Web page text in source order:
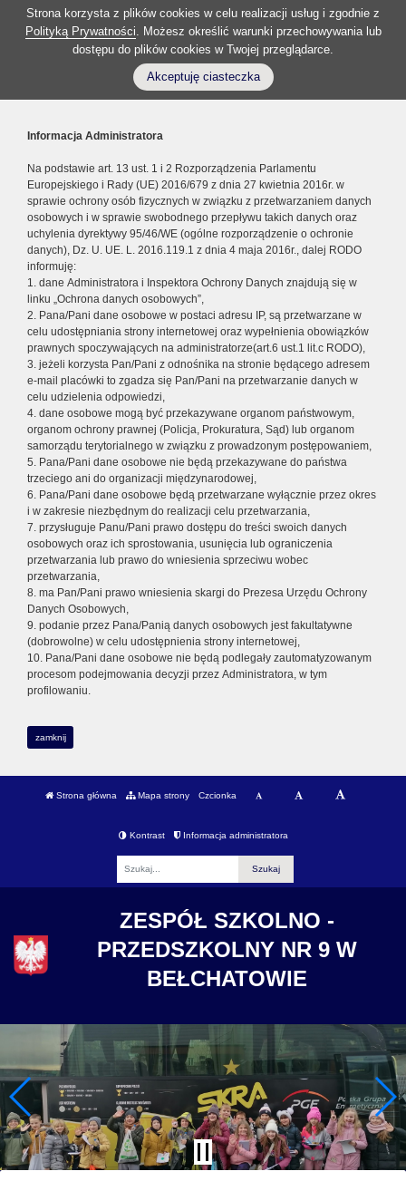
Strona korzysta z plików cookies w celu realizacji usług i zgodnie z
Polityką Prywatności. Możesz określić warunki przechowywania lub
dostępu do plików cookies w Twojej przeglądarce.
Akceptuję ciasteczka
Informacja Administratora
Na podstawie art. 13 ust. 1 i 2 Rozporządzenia Parlamentu
Europejskiego i Rady (UE) 2016/679 z dnia 27 kwietnia 2016r. w
sprawie ochrony osób fizycznych w związku z przetwarzaniem danych
osobowych i w sprawie swobodnego przepływu takich danych oraz
uchylenia dyrektywy 95/46/WE (ogólne rozporządzenie o ochronie
danych), Dz. U. UE. L. 2016.119.1 z dnia 4 maja 2016r., dalej RODO
informuję:
1. dane Administratora i Inspektora Ochrony Danych znajdują się w
linku „Ochrona danych osobowych”,
2. Pana/Pani dane osobowe w postaci adresu IP, są przetwarzane w
celu udostępniania strony internetowej oraz wypełnienia obowiązków
prawnych spoczywających na administratorze(art.6 ust.1 lit.c RODO),
3. jeżeli korzysta Pan/Pani z odnośnika na stronie będącego adresem
e-mail placówki to zgadza się Pan/Pani na przetwarzanie danych w
celu udzielenia odpowiedzi,
4. dane osobowe mogą być przekazywane organom państwowym,
organom ochrony prawnej (Policja, Prokuratura, Sąd) lub organom
samorządu terytorialnego w związku z prowadzonym postępowaniem,
5. Pana/Pani dane osobowe nie będą przekazywane do państwa
trzeciego ani do organizacji międzynarodowej,
6. Pana/Pani dane osobowe będą przetwarzane wyłącznie przez okres
i w zakresie niezbędnym do realizacji celu przetwarzania,
7. przysługuje Panu/Pani prawo dostępu do treści swoich danych
osobowych oraz ich sprostowania, usunięcia lub ograniczenia
przetwarzania lub prawo do wniesienia sprzeciwu wobec
przetwarzania,
8. ma Pan/Pani prawo wniesienia skargi do Prezesa Urzędu Ochrony
Danych Osobowych,
9. podanie przez Pana/Panią danych osobowych jest fakultatywne
(dobrowolne) w celu udostępnienia strony internetowej,
10. Pana/Pani dane osobowe nie będą podlegały zautomatyzowanym
procesom podejmowania decyzji przez Administratora, w tym
profilowaniu.
zamknij
Strona główna Mapa strony Czcionka
Kontrast Informacja administratora
ZESPÓŁ SZKOLNO -
PRZEDSZKOLNY NR 9 W
BEŁCHATOWIE